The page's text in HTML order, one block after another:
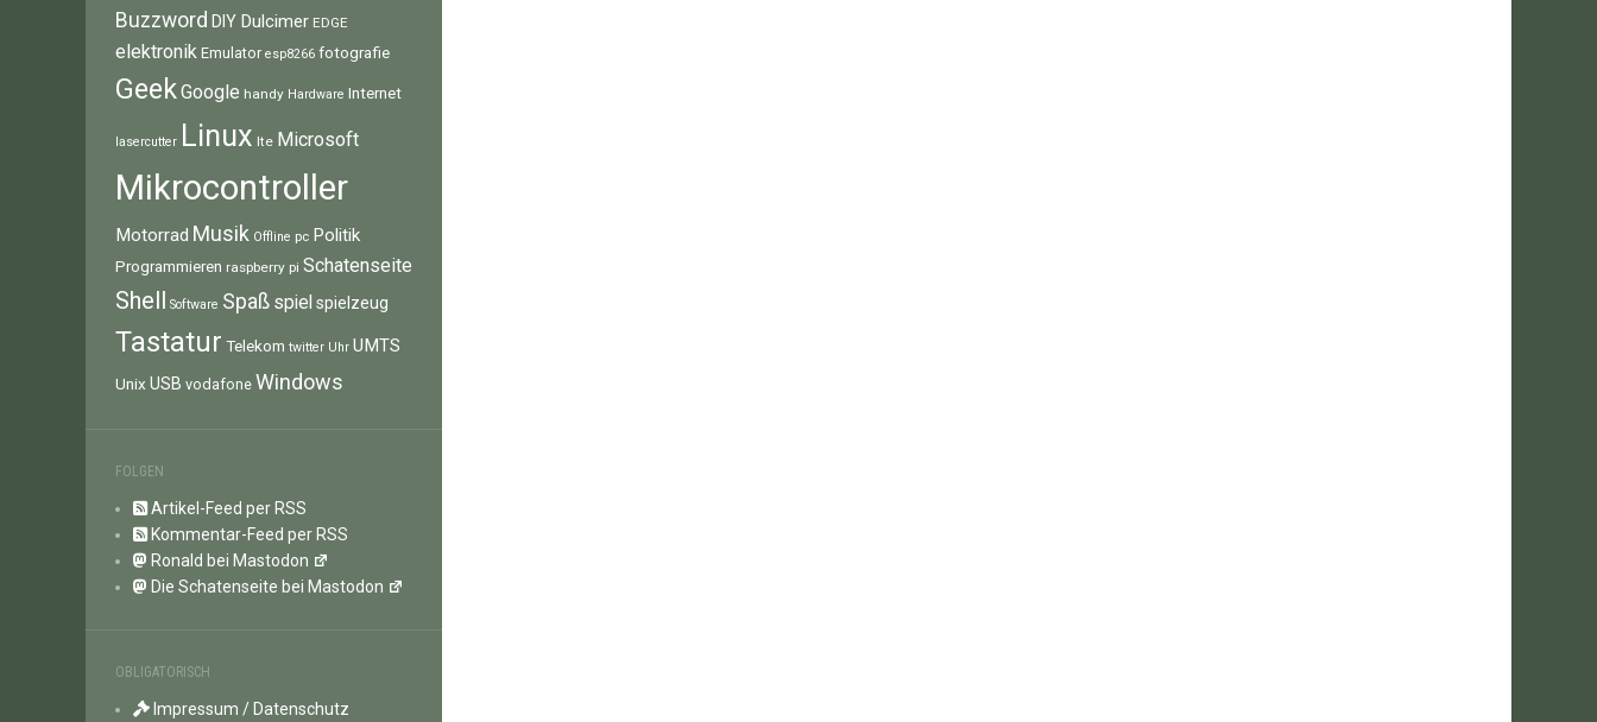
Buzzword DIY Dulcimer EDGE
elektronik Emulator esp8266 fotografie
GeekGoogle handy Hardware Internet
lasercutter Linux lte Microsoft
Mikrocontroller
Motorrad Musik Offline pc Politik
Programmieren raspberry pi Schatenseite
Shell Software Spaß spiel spielzeug
Tastatur Telekom twitter Uhr UMTS
Unix USB vodafone Windows
FOLGEN
Artikel-Feed per RSS
Kommentar-Feed per RSS
Ronald bei Mastodon
Die Schatenseite bei Mastodon
OBLIGATORISCH
Impressum / Datenschutz